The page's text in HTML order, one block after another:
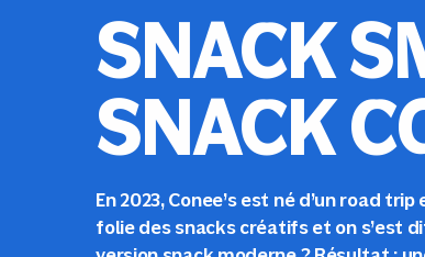
SNACK
SNACK
En 2023, Conee’s est né d’un road
folie des snacks créatifs et on s’est